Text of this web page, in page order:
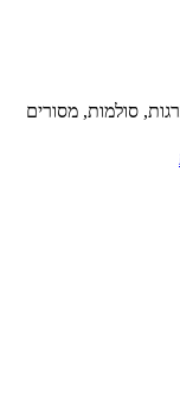
סולמות, מסורים